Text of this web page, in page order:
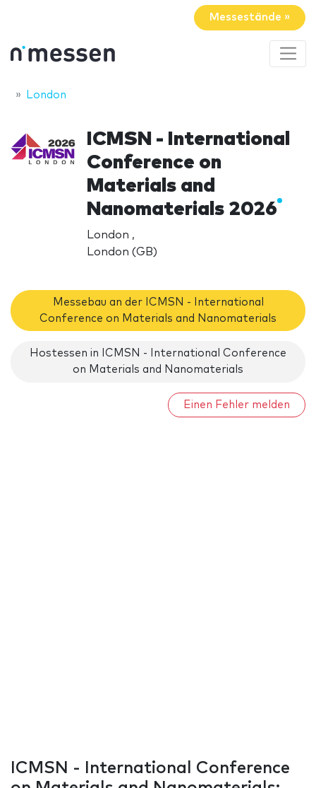
Messestände »
London
ICMSN - International
Conference on
Materials and
Nanomaterials 2026
London ,
London (GB)
Messebau an der ICMSN - International
Conference on Materials and Nanomaterials
Hostessen in ICMSN - International Conference
on Materials and Nanomaterials
Einen Fehler melden
ICMSN - International Conference